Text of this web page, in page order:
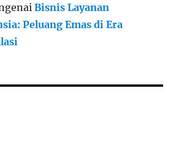
Bisnis Layanan
Peluang Emas di Era